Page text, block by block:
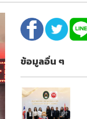
ข้อมูลอื่น ๆ